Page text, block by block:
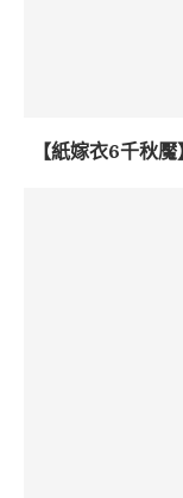
【紙嫁衣6千秋